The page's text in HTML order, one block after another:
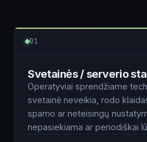
01
Svetainės / serverio
Operatyviai sprendžiame
svetainė neveikia, rodo
spamo ar neteisingų
nepasiekiama ar periodiškai